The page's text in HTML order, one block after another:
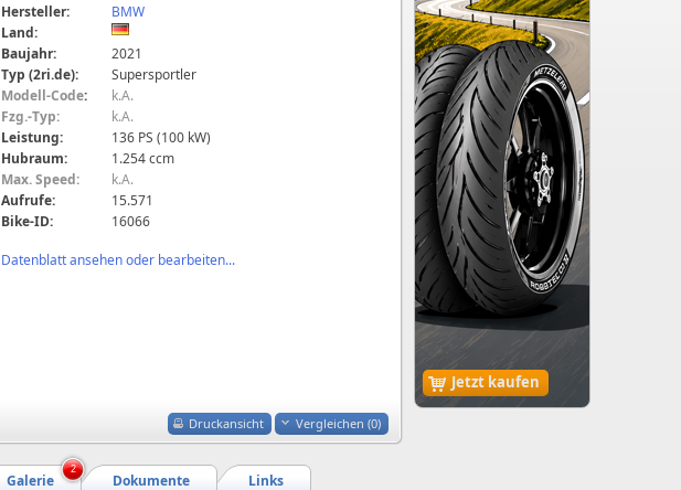
Jetzt kaufen
Hersteller:
BMW
Land:
Baujahr:
2021
Typ (2ri.de):
Supersportler
Modell-Code:
k.A.
Fzg.-Typ:
k.A.
Leistung:
136 PS (100 kW)
Hubraum:
1.254 ccm
Max. Speed:
k.A.
Aufrufe:
15.571
Bike-ID:
16066
Datenblatt ansehen oder bearbeiten...
Druckansicht Vergleichen (0)
Links
Dokumente
Galerie
2